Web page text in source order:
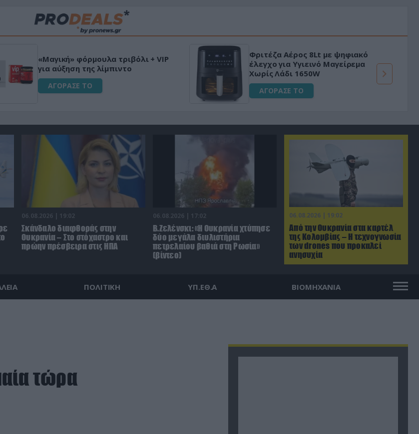
«Μαγική» φόρμουλα τριβόλι + VIP
για αύξηση της λίμπιντο
ΑΓΟΡΑΣΕ ΤΟ
Φριτέζα Αέρος 8Lt με ψηφιακό
έλεγχο για Υγιεινό Μαγείρεμα
Χωρίς Λάδι 1650W
ΑΓΟΡΑΣΕ ΤΟ
06.08.2026 | 19:02
Από την Ουκρανία στα καρτέλ
της Κολομβίας – Η τεχνογνωσία
των drones που προκαλεί
ανησυχία
06.08.2026 | 19:02
Σκάνδαλο διαφθοράς στην
Ουκρανία – Στο στόχαστρο και
πρώην πρέσβειρα στις ΗΠΑ
06.08.2026 | 17:02
Β.Ζελένσκι: «Η Ουκρανία χτύπησε
δύο μεγάλα διυλιστήρια
πετρελαίου βαθιά στη Ρωσία»
(βίντεο)
ΠΟΛΙΤΙΚΗ ΥΠ.ΕΘ.Α ΒΙΟΜΗΧΑΝΙΑ
τώρα